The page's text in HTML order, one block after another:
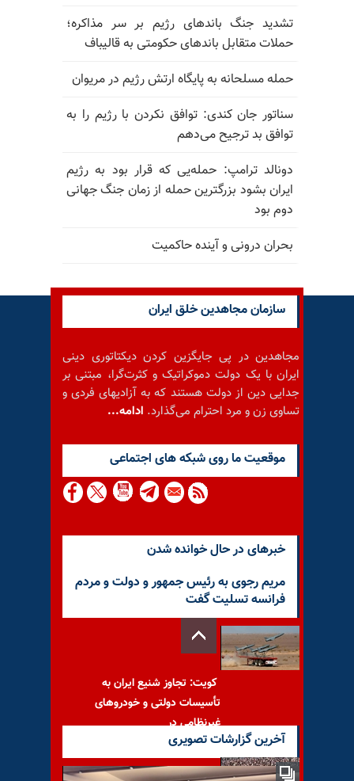
تشدید جنگ باندهای رژیم بر سر مذاکره؛
حملات متقابل باندهای حکومتی به قالیباف
حمله مسلحانه به پایگاه ارتش رژیم در مریوان
سناتور جان کندی: توافق نکردن با رژیم را به
توافق بد ترجیح می‌دهم
دونالد ترامپ: حمله‌یی که قرار بود به رژیم
ایران بشود بزرگترین حمله از زمان جنگ جهانی
دوم بود
بحران درونی و آینده حاکمیت
سازمان مجاهدین خلق ایران
مجاهدین در پی جایگزین کردن دیکتاتوری دینی
ایران با یک دولت دموکراتیک و کثرت‌گرا، مبتنی بر
جدایی دین از دولت هستند که به آزادیهای فردی و
تساوی زن و مرد احترام می‌گذارد. ادامه...
موقعيت ما روى شبكه هاى اجتماعى
خبرهای در حال خوانده شدن
مریم رجوی به رئیس جمهور و دولت و مردم
فرانسه تسلیت گفت
کویت: تجاوز شنیع ایران به
تأسیسات دولتی و خودروهای
غیرنظامی در
آخرین گزارشات تصویری